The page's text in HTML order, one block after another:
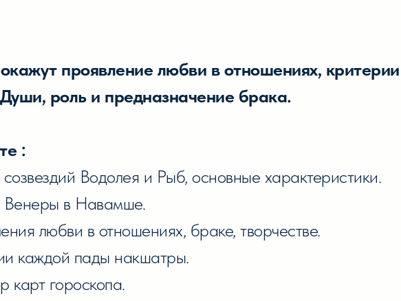
проявление любви в отношениях,
роль и предназначение брака.
:
Водолея и Рыб, основные характеристики.
Венеры в Навамше.
любви в отношениях, браке, творчестве.
каждой пады накшатры.
карт гороскопа.